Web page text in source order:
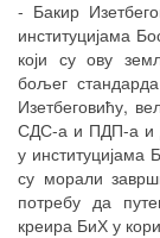
- Бакир
институцијама
који су ову
бољег
Изетбеговићу,
СДС-а и ПДП-а и
у институцијама
су морали
потребу да
креира БиХ у